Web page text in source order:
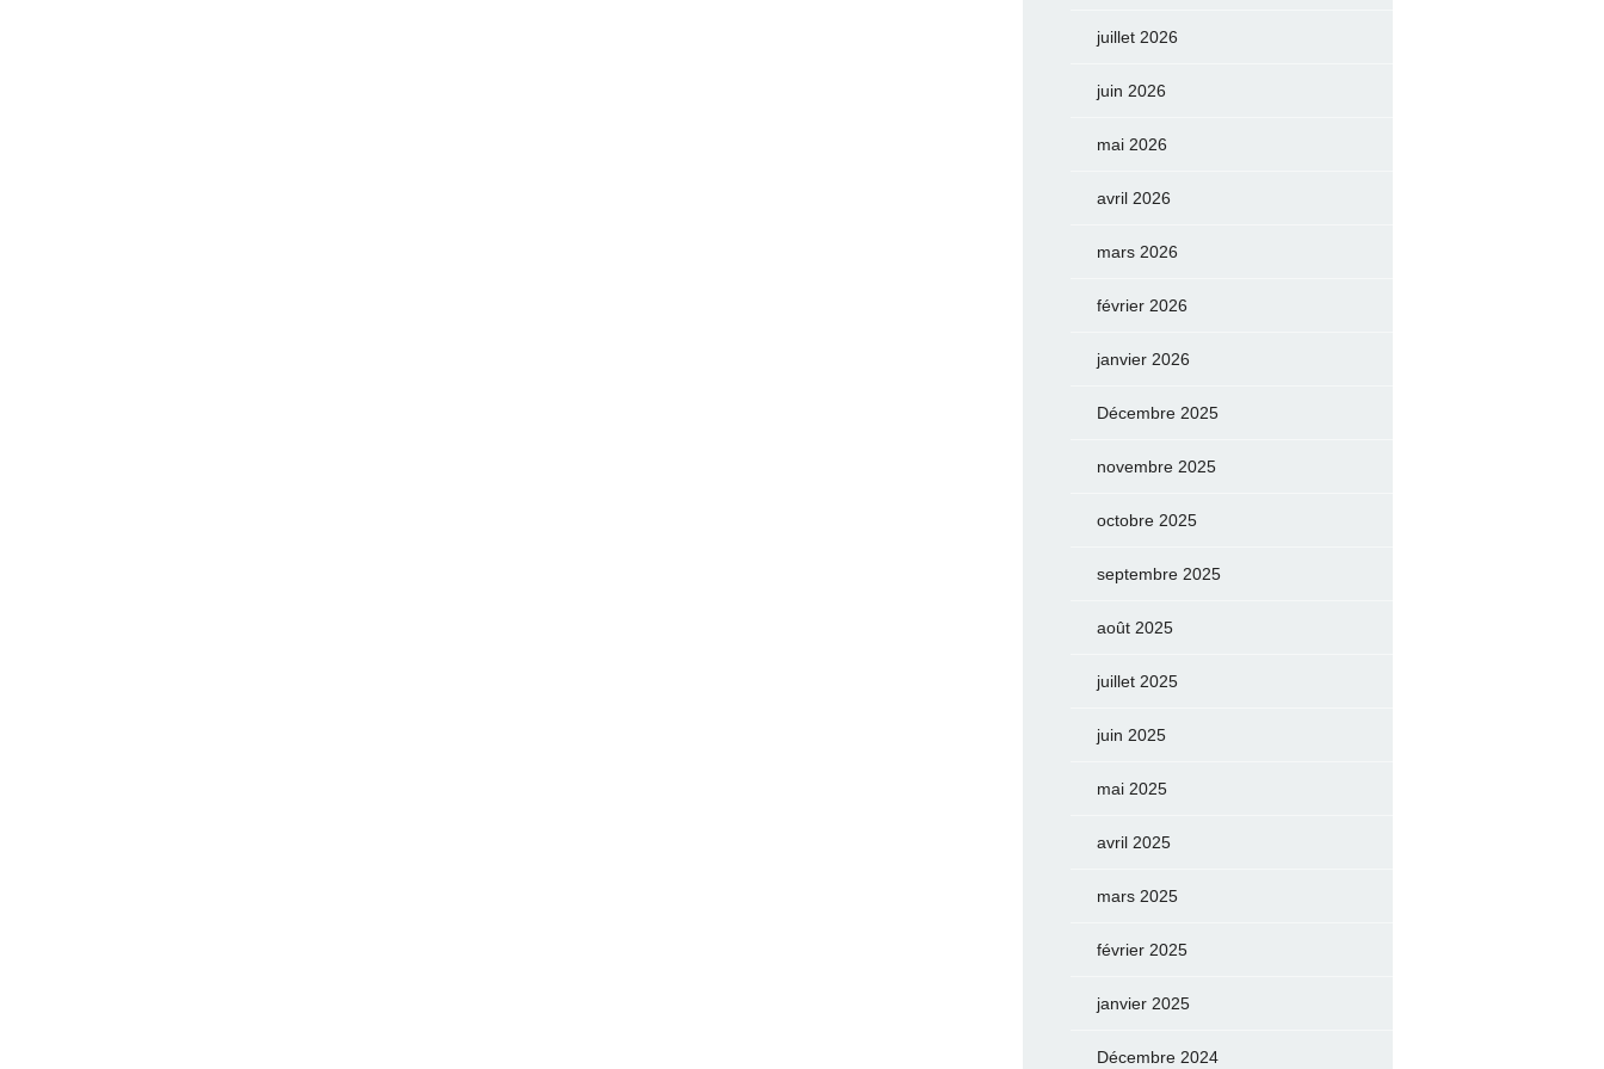
juillet 2026
juin 2026
mai 2026
avril 2026
mars 2026
février 2026
janvier 2026
Décembre 2025
novembre 2025
octobre 2025
septembre 2025
août 2025
juillet 2025
juin 2025
mai 2025
avril 2025
mars 2025
février 2025
janvier 2025
Décembre 2024